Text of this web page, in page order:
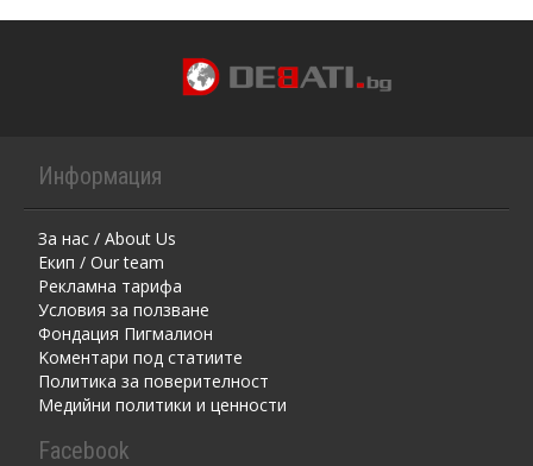
Информация
За нас / About Us
Екип / Our team
Рекламна тарифа
Условия за ползване
Фондация Пигмалион
Kоментaри под статиите
Политика за поверителност
Медийни политики и ценности
Facebook